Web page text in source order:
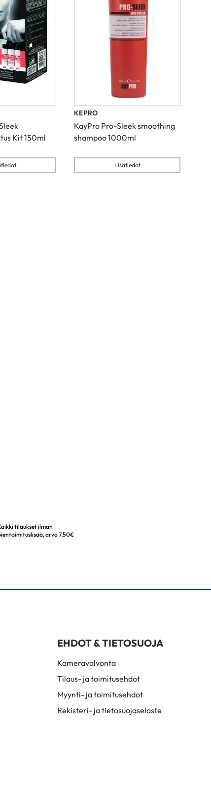
Kit 150ml
KEPRO
KayPro Pro-Sleek smoothing
shampoo 1000ml
Lisätiedot
tilaukset ilman
arvo 7,50€
EHDOT & TIETOSUOJA
Kameravalvonta
Tilaus- ja toimitusehdot
Myynti- ja toimitusehdot
Rekisteri- ja tietosuojaseloste